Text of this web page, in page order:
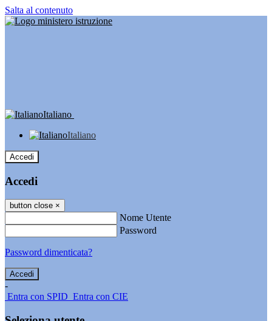
Salta al contenuto
Italiano
Italiano
Accedi
Accedi
button close ×
Nome Utente
Password
Password dimenticata?
-
Entra con SPID Entra con CIE